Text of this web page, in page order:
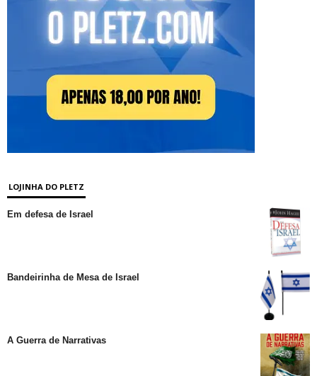
LOJINHA DO PLETZ
Em defesa de Israel
Bandeirinha de Mesa de Israel
A Guerra de Narrativas